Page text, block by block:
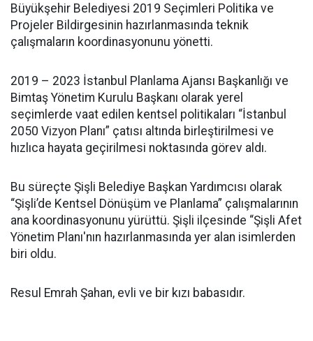
Büyükşehir Belediyesi 2019 Seçimleri Politika ve
Projeler Bildirgesinin hazırlanmasında teknik
çalışmaların koordinasyonunu yönetti.
2019 – 2023 İstanbul Planlama Ajansı Başkanlığı ve
Bimtaş Yönetim Kurulu Başkanı olarak yerel
seçimlerde vaat edilen kentsel politikaları “İstanbul
2050 Vizyon Planı” çatısı altında birleştirilmesi ve
hızlıca hayata geçirilmesi noktasında görev aldı.
Bu süreçte Şişli Belediye Başkan Yardımcısı olarak
“Şişli’de Kentsel Dönüşüm ve Planlama” çalışmalarının
ana koordinasyonunu yürüttü. Şişli ilçesinde “Şişli Afet
Yönetim Planı'nın hazırlanmasında yer alan isimlerden
biri oldu.
Resul Emrah Şahan, evli ve bir kızı babasıdır.